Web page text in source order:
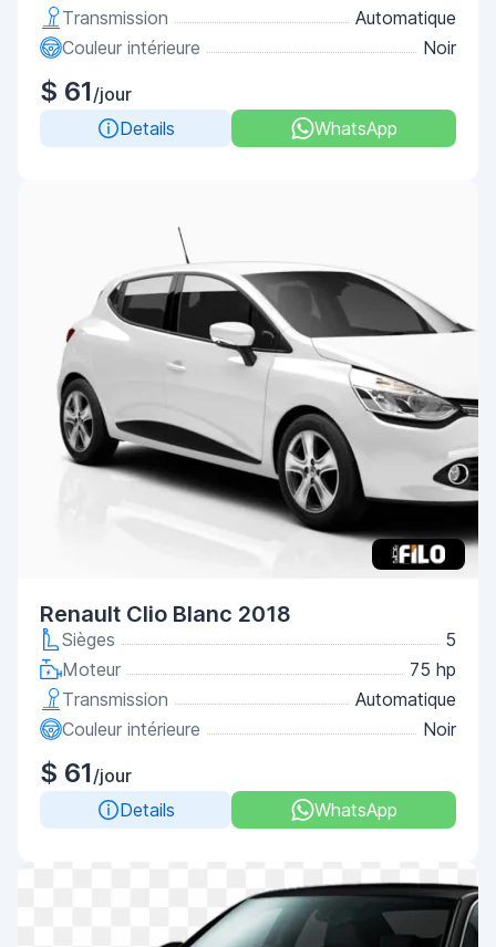
Transmission
Automatique
Couleur intérieure
Noir
$ 61/jour
Details
WhatsApp
Renault Clio Blanc 2018
Sièges
5
Moteur
75 hp
Transmission
Automatique
Couleur intérieure
Noir
$ 61/jour
Details
WhatsApp